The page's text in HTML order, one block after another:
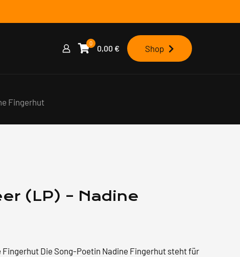
0
0,00 € Shop
Fingerhut
(LP) – Nadine
Fingerhut Die Song-Poetin Nadine Fingerhut steht für